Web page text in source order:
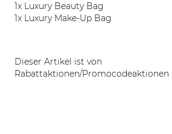
1x Luxury Beauty Bag
1x Luxury Make-Up Bag
Dieser Artikel ist von
Rabattaktionen/Promocodeaktionen